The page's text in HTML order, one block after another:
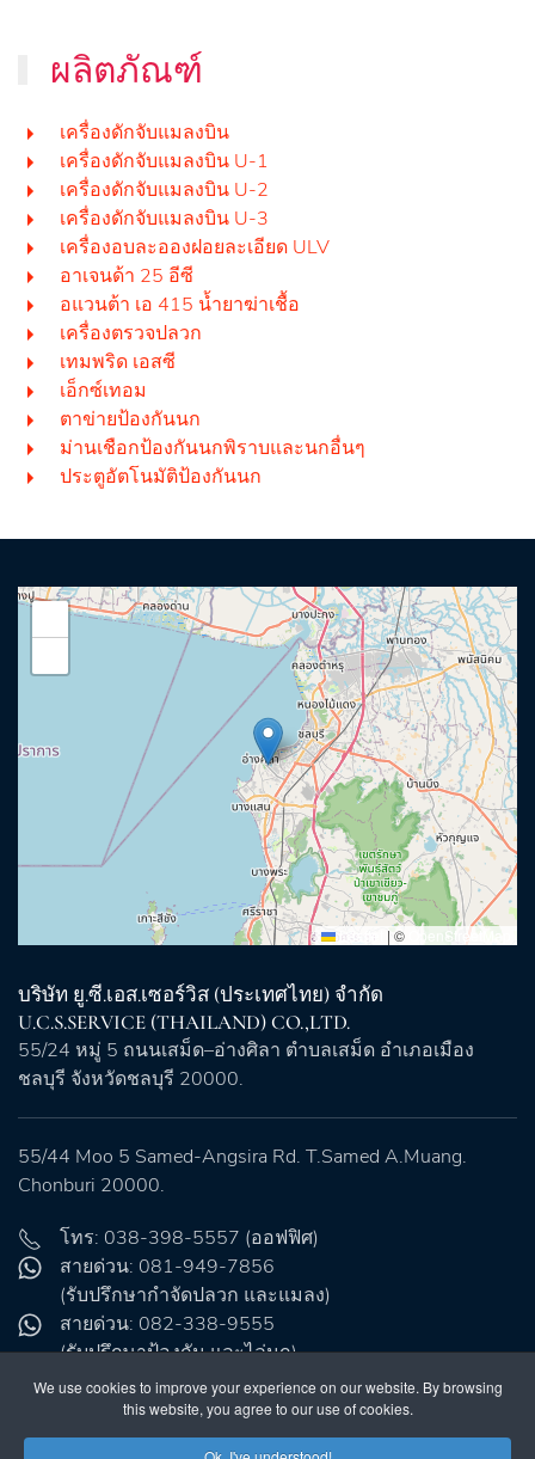
ผลิตภัณฑ์
เครื่องดักจับแมลงบิน
เครื่องดักจับแมลงบิน U-1
เครื่องดักจับแมลงบิน U-2
เครื่องดักจับแมลงบิน U-3
เครื่องอบละอองฝอยละเอียด ULV
อาเจนด้า 25 อีซี
อแวนต้า เอ 415 น้ำยาฆ่าเชื้อ
เครื่องตรวจปลวก
เทมพริด เอสซี
เอ็กซ์เทอม
ตาข่ายป้องกันนก
ม่านเชือกป้องกันนกพิราบและนกอื่นๆ
ประตูอัตโนมัติป้องกันนก
Leaflet | © OpenStreetMap
บริษัท ยู.ซี.เอส.เซอร์วิส (ประเทศไทย) จำกัด
U.C.S.SERVICE (THAILAND) CO.,LTD.
55/24 หมู่ 5 ถนนเสม็ด–อ่างศิลา ตำบลเสม็ด อำเภอเมือง
ชลบุรี จังหวัดชลบุรี 20000.
55/44 Moo 5 Samed-Angsira Rd. T.Samed A.Muang.
Chonburi 20000.
โทร: 038-398-5557 (ออฟฟิศ)
สายด่วน: 081-949-7856
(รับปรึกษากำจัดปลวก และแมลง)
สายด่วน: 082-338-9555
(รับปรึกษาป้องกัน และไล่นก)
อีเมล:info@ucs.co.th
ไลน์: @ucs2000
แฟ็กซ์: 0-3839-8557
We use cookies to improve your experience on our website. By browsing
this website, you agree to our use of cookies.